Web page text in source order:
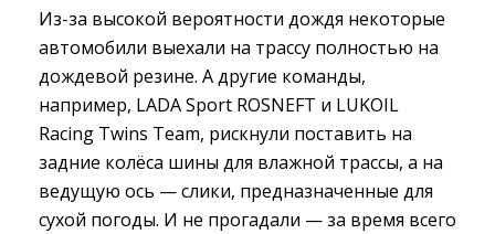
Из-за высокой вероятности дождя некоторые
автомобили выехали на трассу полностью на
дождевой резине. А другие команды,
например, LADA Sport ROSNEFT и LUKOIL
Racing Twins Team, рискнули поставить на
задние колёса шины для влажной трассы, а на
ведущую ось — слики, предназначенные для
сухой погоды. И не прогадали — за время всего